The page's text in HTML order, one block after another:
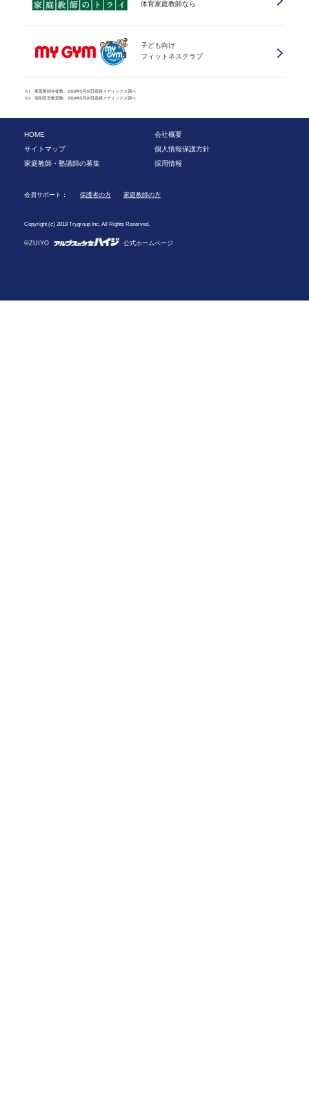
体育家庭教師なら
子ども向け
フィットネスクラブ
※1 家庭教師生徒数、2016年5月20日産經メディックス調べ
※2 個別直営教室数、2016年5月20日産經メディックス調べ
HOME
会社概要
サイトマップ
個人情報保護方針
家庭教師・塾講師の募集
採用情報
会員サポート： 保護者の方 家庭教師の方
Copyright (c) 2019 Trygroup Inc. All Rights Reserved.
©ZUIYO 公式ホームページ